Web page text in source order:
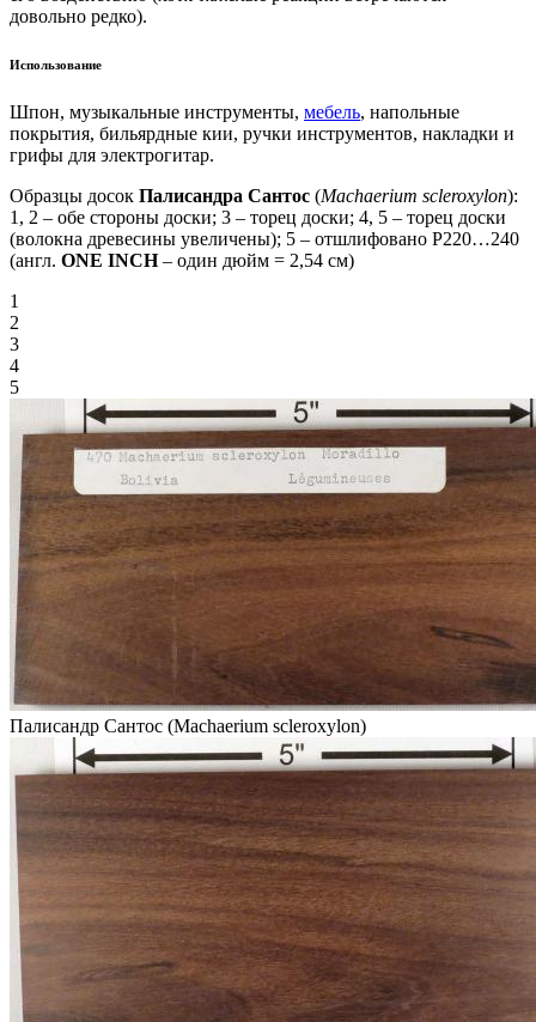
довольно редко).
Использование
Шпон, музыкальные инструменты, мебель, напольные
покрытия, бильярдные кии, ручки инструментов, накладки и
грифы для электрогитар.
Образцы досок Палисандра Сантос (Machaerium scleroxylon):
1, 2 – обе стороны доски; 3 – торец доски; 4, 5 – торец доски
(волокна древесины увеличены); 5 – отшлифовано P220…240
(англ. ONE INCH– один дюйм = 2,54 см)
1
2
3
4
5
Палисандр Сантос (Machaerium scleroxylon)